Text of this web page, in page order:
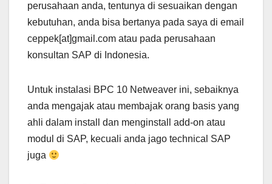
perusahaan anda, tentunya di sesuaikan dengan
kebutuhan, anda bisa bertanya pada saya di email
ceppek[at]gmail.com atau pada perusahaan
konsultan SAP di Indonesia.
Untuk instalasi BPC 10 Netweaver ini, sebaiknya
anda mengajak atau membajak orang basis yang
ahli dalam install dan menginstall add-on atau
modul di SAP, kecuali anda jago technical SAP
juga